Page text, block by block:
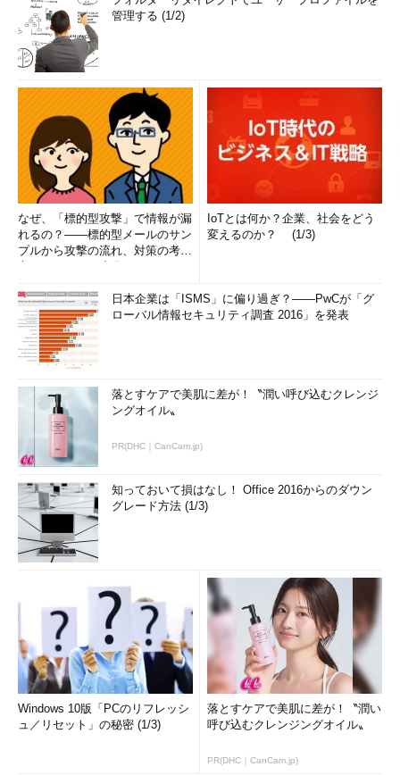
管理する (1/2)
なぜ、「標的型攻撃」で情報が漏
れるの？――標的型メールのサン
プルから攻撃の流れ、対策の考え
IoTとは何か？企業、社会をどう
変えるのか？ (1/3)
日本企業は「ISMS」に偏り過ぎ？――PwCが「グ
ローバル情報セキュリティ調査 2016」を発表
落とすケアで美肌に差が！〝潤い呼び込むクレンジ
ングオイル〟
PR(DHC｜CanCam.jp)
知っておいて損はなし！ Office 2016からのダウン
グレード方法 (1/3)
Windows 10版「PCのリフレッシ
ュ／リセット」の秘密 (1/3)
落とすケアで美肌に差が！〝潤い
呼び込むクレンジングオイル〟
PR(DHC｜CanCam.jp)